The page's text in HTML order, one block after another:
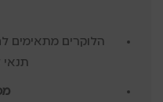
הלוקרים מתאימים
תנאי